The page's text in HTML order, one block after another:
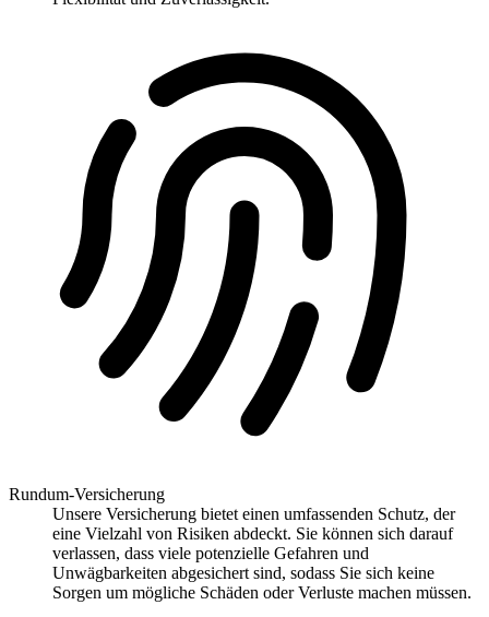
Rundum-Versicherung
Unsere Versicherung bietet einen umfassenden Schutz, der
eine Vielzahl von Risiken abdeckt. Sie können sich darauf
verlassen, dass viele potenzielle Gefahren und
Unwägbarkeiten abgesichert sind, sodass Sie sich keine
Sorgen um mögliche Schäden oder Verluste machen müssen.